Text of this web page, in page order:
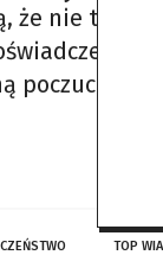
że nie
poczucia
TOP